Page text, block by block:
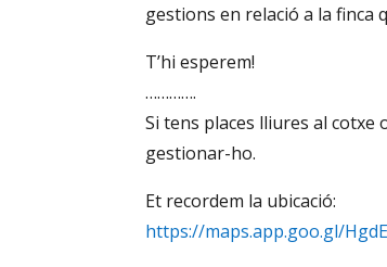
gestions en relació a la finca
T’hi esperem!
………….
Si tens places lliures al
gestionar-ho.
Et recordem la ubicació:
https://maps.app.goo.gl/